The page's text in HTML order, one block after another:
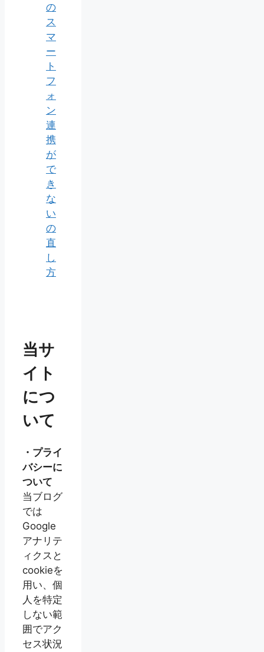
の
ス
マ
ー
ト
フ
ォ
ン
連
携
が
で
き
な
い
の
直
し
方
当サ
イト
につ
いて
・プライ
バシーに
ついて
当ブログ
では
Google
アナリテ
ィクスと
cookieを
用い、個
人を特定
しない範
囲でアク
セス状況